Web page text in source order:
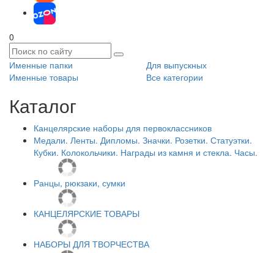
0
Именные папки
Для выпускных
Именные товары
Все категории
Каталог
Канцелярские наборы для первоклассников
Медали. Ленты. Дипломы. Значки. Розетки. Статуэтки.
Кубки. Колокольчики. Награды из камня и стекла. Часы.
Ранцы, рюкзаки, сумки
КАНЦЕЛЯРСКИЕ ТОВАРЫ
НАБОРЫ ДЛЯ ТВОРЧЕСТВА